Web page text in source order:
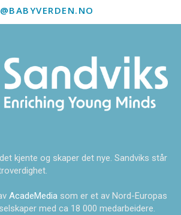
@BABYVERDEN.NO
kjente og skaper det nye. Sandviks står
AcadeMedia som er et av Nord-Europas
med ca 18 000 medarbeidere.